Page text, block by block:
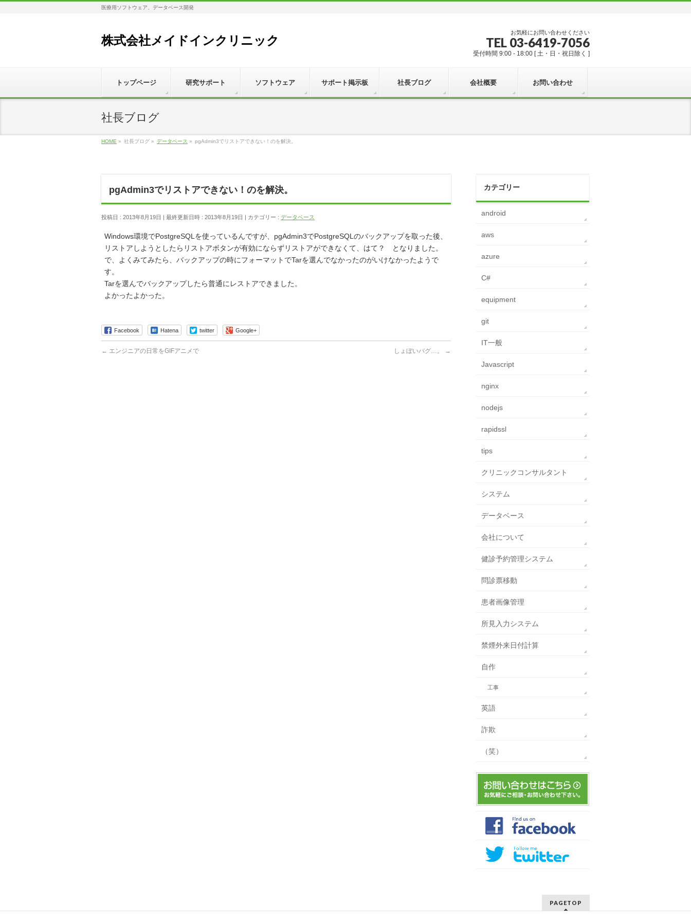
医療用ソフトウェア、データベース開発
株式会社メイドインクリニック
お気軽にお問い合わせください
TEL 03-6419-7056
受付時間 9:00 - 18:00 [ 土・日・祝日除く ]
トップページ 研究サポート ソフトウェア サポート掲示板 社長ブログ 会社概要 お問い合わせ
社長ブログ
HOME » 社長ブログ » データベース » pgAdmin3でリストアできない！のを解決。
pgAdmin3でリストアできない！のを解決。
投稿日 : 2013年8月19日 最終更新日時 : 2013年8月19日 カテゴリー : データベース
Windows環境でPostgreSQLを使っているんですが、pgAdmin3でPostgreSQLのバックアップを取った後、
リストアしようとしたらリストアボタンが有効にならずリストアができなくて、はて？ となりました。
で、よくみてみたら、バックアップの時にフォーマットでTarを選んでなかったのがいけなかったようで
す。
Tarを選んでバックアップしたら普通にレストアできました。
よかったよかった。
Facebook Hatena twitter Google+
← エンジニアの日常をGIFアニメで しょぼいバグ…。 →
カテゴリー
android
aws
azure
C#
equipment
git
IT一般
Javascript
nginx
nodejs
rapidssl
tips
クリニックコンサルタント
システム
データベース
会社について
健診予約管理システム
問診票移動
患者画像管理
所見入力システム
禁煙外来日付計算
自作
工事
英語
詐欺
（笑）
PAGETOP